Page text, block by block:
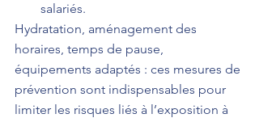
salariés.
Hydratation, aménagement des
horaires, temps de pause,
équipements adaptés : ces mesures de
prévention sont indispensables pour
limiter les risques liés à l’exposition à